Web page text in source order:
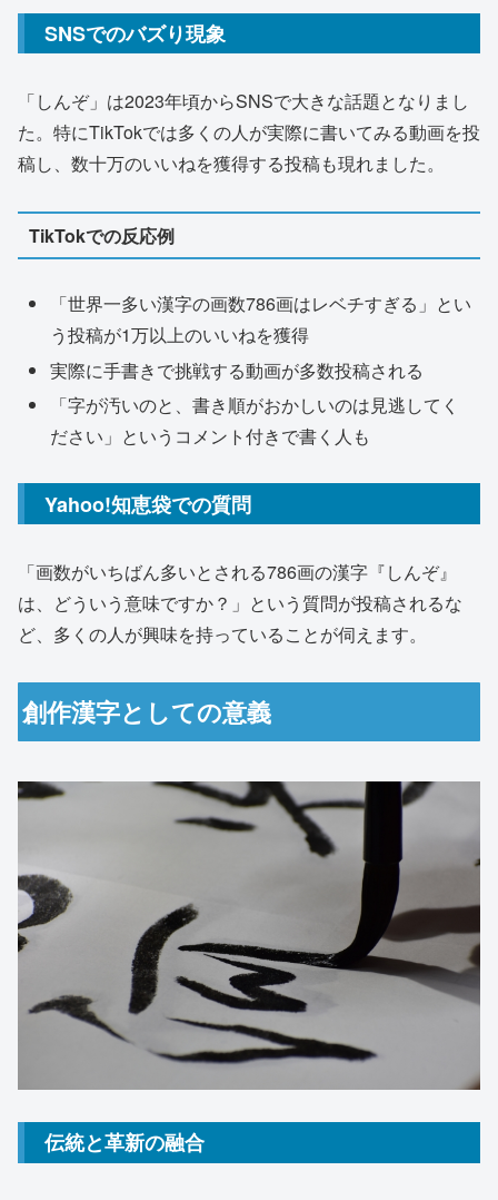
SNSでのバズり現象
「しんぞ」は2023年頃からSNSで大きな話題となりまし
た。特にTikTokでは多くの人が実際に書いてみる動画を投
稿し、数十万のいいねを獲得する投稿も現れました。
TikTokでの反応例
「世界一多い漢字の画数786画はレベチすぎる」とい
う投稿が1万以上のいいねを獲得
実際に手書きで挑戦する動画が多数投稿される
「字が汚いのと、書き順がおかしいのは見逃してく
ださい」というコメント付きで書く人も
Yahoo!知恵袋での質問
「画数がいちばん多いとされる786画の漢字『しんぞ』
は、どういう意味ですか？」という質問が投稿されるな
ど、多くの人が興味を持っていることが伺えます。
創作漢字としての意義
伝統と革新の融合